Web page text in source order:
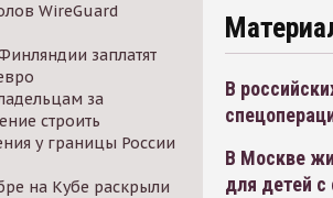
WireGuard
заплатят
за
строить
у границы России
на Кубе раскрыли
В
В Москве
для детей